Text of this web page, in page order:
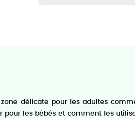
délicate pour les adultes
les bébés et comment les